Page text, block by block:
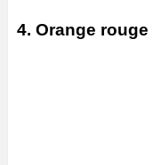
4. Orange rouge